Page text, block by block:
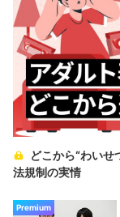
どこから“わい
法規制の実情
Premium